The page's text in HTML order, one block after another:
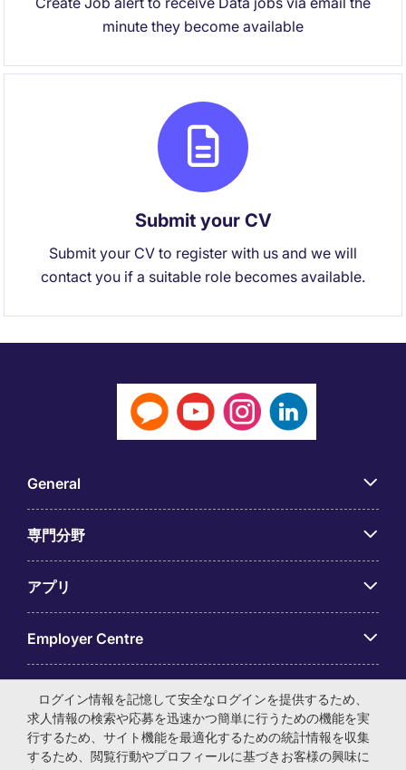
minute they become available
Submit your CV
Submit your CV to register with us and we will
contact you if a suitable role becomes available.
General
専門分野
アプリ
Employer Centre
© マイケル・ペイジ・インターナショナル・ジャパン株式会
社 法人番号：0104-01-043253 本社所在地：〒105-0001 東
ログイン情報を記憶して安全なログインを提供するため、
求人情報の検索や応募を迅速かつ簡単に行うための機能を実
行するため、サイト機能を最適化するための統計情報を収集
するため、閲覧行動やプロフィールに基づきお客様の興味に